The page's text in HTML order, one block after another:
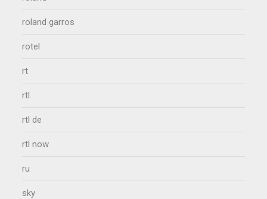
roland garros
rotel
rt
rtl
rtl de
rtl now
ru
sky